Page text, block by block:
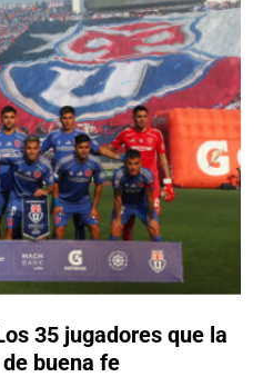
35 jugadores que la
buena fe